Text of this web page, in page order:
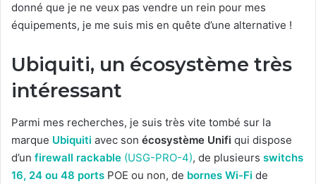
donné que je ne veux pas vendre un rein pour mes
équipements, je me suis mis en quête d’une alternative !
Ubiquiti, un écosystème très
intéressant
Parmi mes recherches, je suis très vite tombé sur la
marque Ubiquiti avec son écosystème Unifi qui dispose
d’un firewall rackable (USG-PRO-4), de plusieurs switchs
16, 24 ou 48 ports POE ou non, de bornes Wi-Fi de